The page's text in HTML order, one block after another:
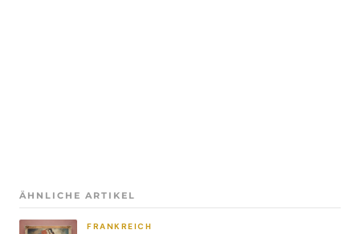
ÄHNLICHE ARTIKEL
FRANKREICH